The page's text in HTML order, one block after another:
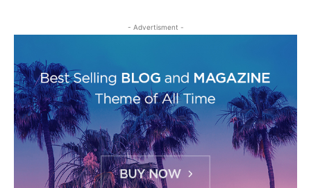
- Advertisment -